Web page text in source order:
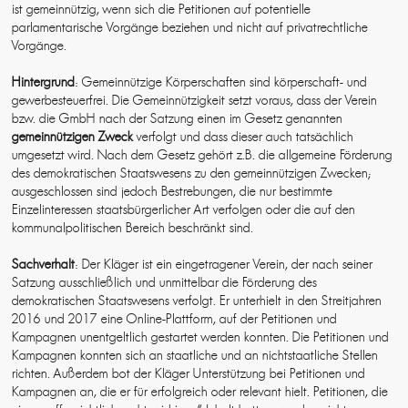
ist gemeinnützig, wenn sich die Petitionen auf potentielle
parlamentarische Vorgänge beziehen und nicht auf privatrechtliche
Vorgänge.
Hintergrund: Gemeinnützige Körperschaften sind körperschaft- und
gewerbesteuerfrei. Die Gemeinnützigkeit setzt voraus, dass der Verein
bzw. die GmbH nach der Satzung einen im Gesetz genannten
gemeinnützigen Zweckverfolgt und dass dieser auch tatsächlich
umgesetzt wird. Nach dem Gesetz gehört z.B. die allgemeine Förderung
des demokratischen Staatswesens zu den gemeinnützigen Zwecken;
ausgeschlossen sind jedoch Bestrebungen, die nur bestimmte
Einzelinteressen staatsbürgerlicher Art verfolgen oder die auf den
kommunalpolitischen Bereich beschränkt sind.
Sachverhalt: Der Kläger ist ein eingetragener Verein, der nach seiner
Satzung ausschließlich und unmittelbar die Förderung des
demokratischen Staatswesens verfolgt. Er unterhielt in den Streitjahren
2016 und 2017 eine Online-Plattform, auf der Petitionen und
Kampagnen unentgeltlich gestartet werden konnten. Die Petitionen und
Kampagnen konnten sich an staatliche und an nichtstaatliche Stellen
richten. Außerdem bot der Kläger Unterstützung bei Petitionen und
Kampagnen an, die er für erfolgreich oder relevant hielt. Petitionen, die